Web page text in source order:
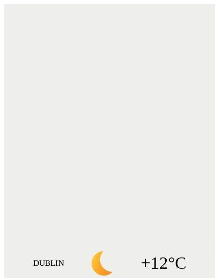
DUBLIN +12°C